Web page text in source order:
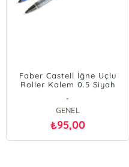
Faber Castell İğne Uçlu
Roller Kalem 0.5 Siyah
-
GENEL
₺95,00